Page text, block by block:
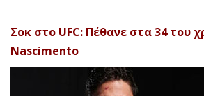
Σοκ στο UFC: Πέθανε στα 34 του
Nascimento